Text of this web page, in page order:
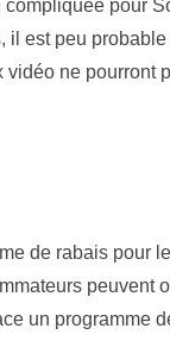
pour
il est peu
ne pourront
de rabais pour
peuvent
un programme